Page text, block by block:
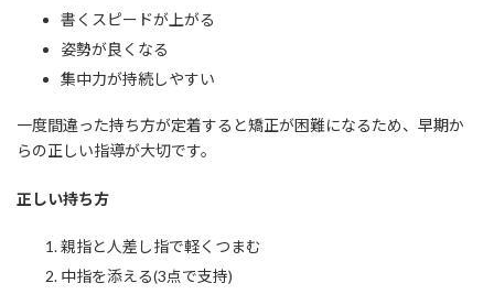
書くスピードが上がる
姿勢が良くなる
集中力が持続しやすい
一度間違った持ち方が定着すると矯正が困難になるため、早期か
らの正しい指導が大切です。
正しい持ち方
親指と人差し指で軽くつまむ
中指を添える(3点で支持)